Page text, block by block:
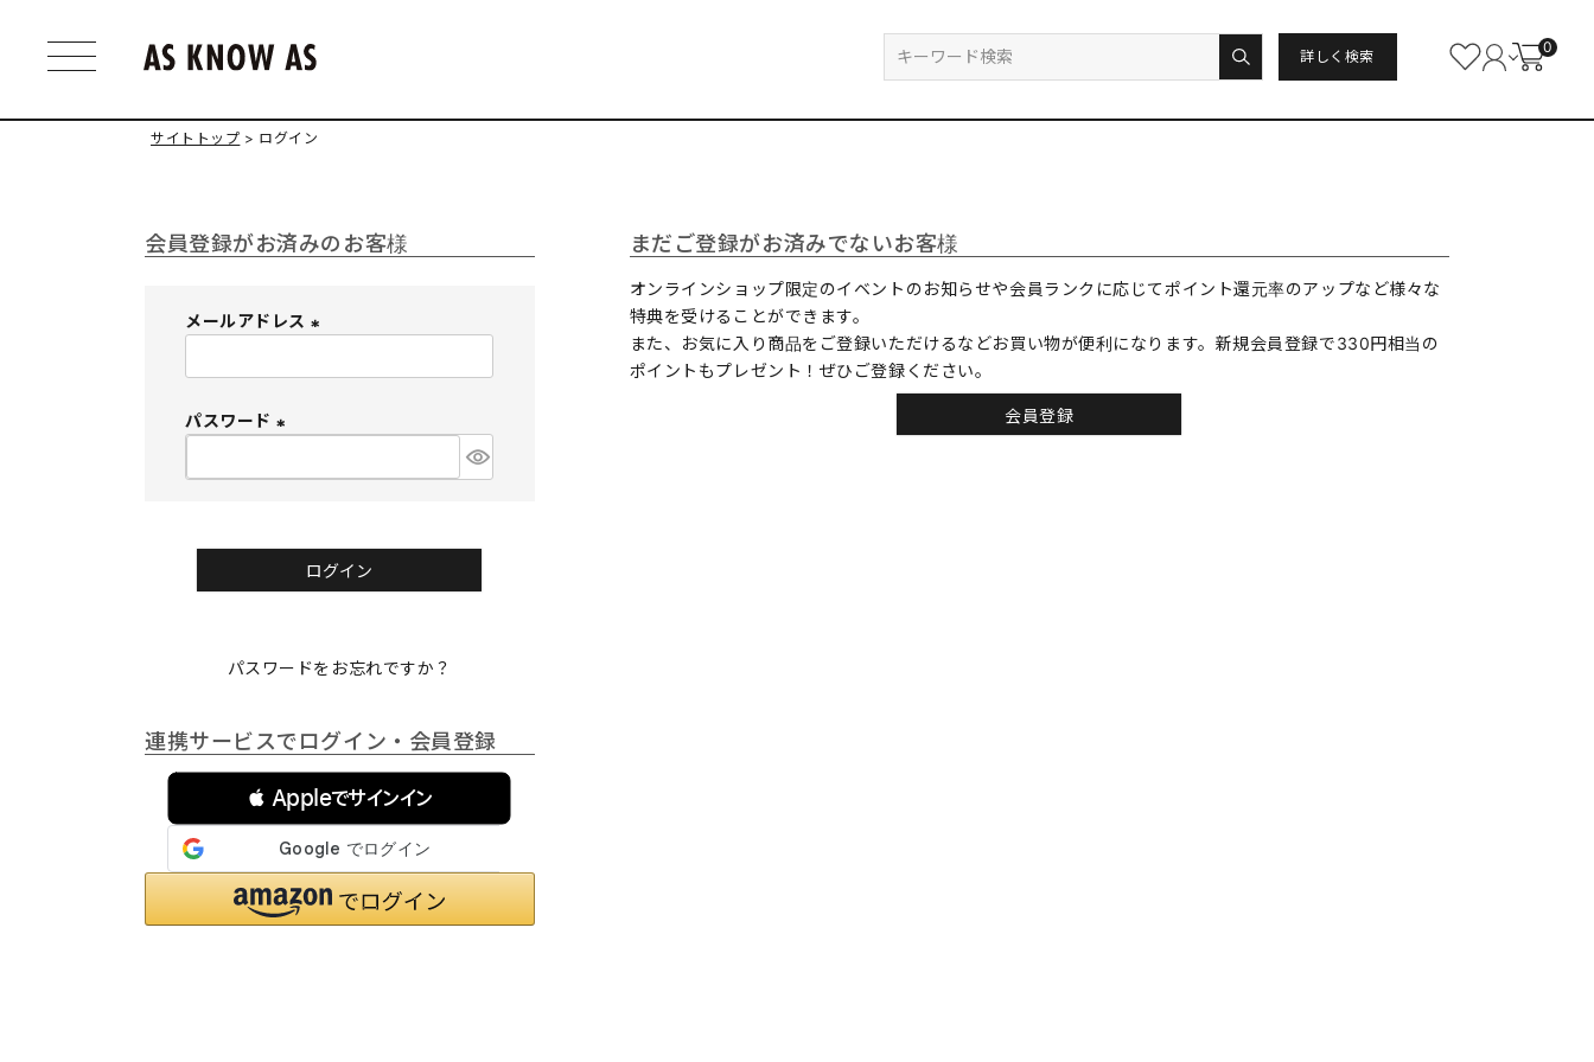
詳しく検索
0
サイトトップ ログイン
会員登録がお済みのお客様
メールアドレス
必
)
パスワード
必
ログイン
パスワードをお忘れですか？
連携サービスでログイン・会員登録
 Appleでサインイン
まだご登録がお済みでないお客様
オンラインショップ限定のイベントのお知らせや会員ランクに応じてポイント還元率のアップなど様々な
特典を受けることができます。
また、お気に入り商品をご登録いただけるなどお買い物が便利になります。新規会員登録で330円相当の
ポイントもプレゼント！ぜひご登録ください。
会員登録